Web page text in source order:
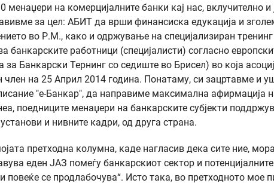
на комерцијалните банки кај нас, вклучително и
за цел: АБИТ да врши финансиска едукација и
во Р.М., како и одржување на специјализиран тренинг
банкарските работници (специјалисти) согласно
за Банкарски Тернинг со седиште во Брисел) во која
член на 25 Април 2014 година. Понатаму, си зацртавме и
"е-Банкар", да направиме максимална афирмација
поедниците менаџери на банкарските субјекти
и нивните кадри, од друга страна.
претходна колумна, каде нагласив дека сите ние,
еден ЈАЗ помеѓу банкарскиот сектор и потенцијалните
повеќе се продлабочува“. Исто така, во претходното мое